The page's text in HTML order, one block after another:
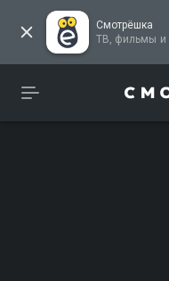
Смотрёшка